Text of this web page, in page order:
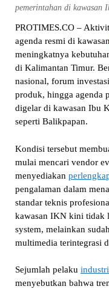
pemerintahan di kawasan
PROTIMES.CO –
agenda resmi di kawasan
meningkatnya
di Kalimantan Timur.
nasional, forum
produk, hingga agenda
digelar di kawasan Ibu
seperti Balikpapan.
Kondisi tersebut
mulai mencari vendor
menyediakan
pengalaman dalam
standar teknis
kawasan IKN kini tidak
system, melainkan
multimedia terintegrasi
Sejumlah pelaku
menyebutkan bahwa